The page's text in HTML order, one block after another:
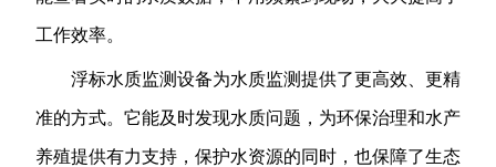
工作效率。
浮标水质监测设备为水质监测提供了更高效、更精
准的方式。它能及时发现水质问题，为环保治理和水产
养殖提供有力支持，保护水资源的同时，也保障了生态